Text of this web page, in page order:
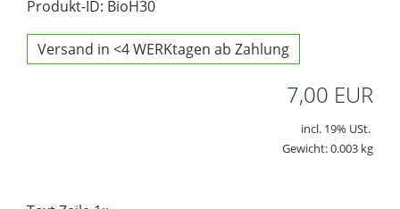
Produkt-ID: BioH30
Versand in <4 WERKtagen ab Zahlung
7,00 EUR
incl. 19% USt.
Gewicht: 0.003 kg